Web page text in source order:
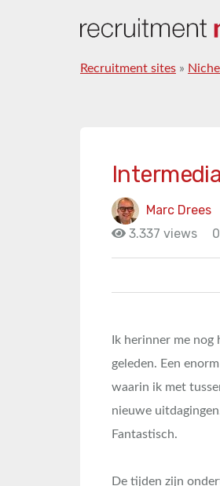
Recruitment sites »
Marc Drees
3.337 views
Ik herinner me
geleden. Een
waarin ik met
nieuwe
Fantastisch.
De tijden zijn